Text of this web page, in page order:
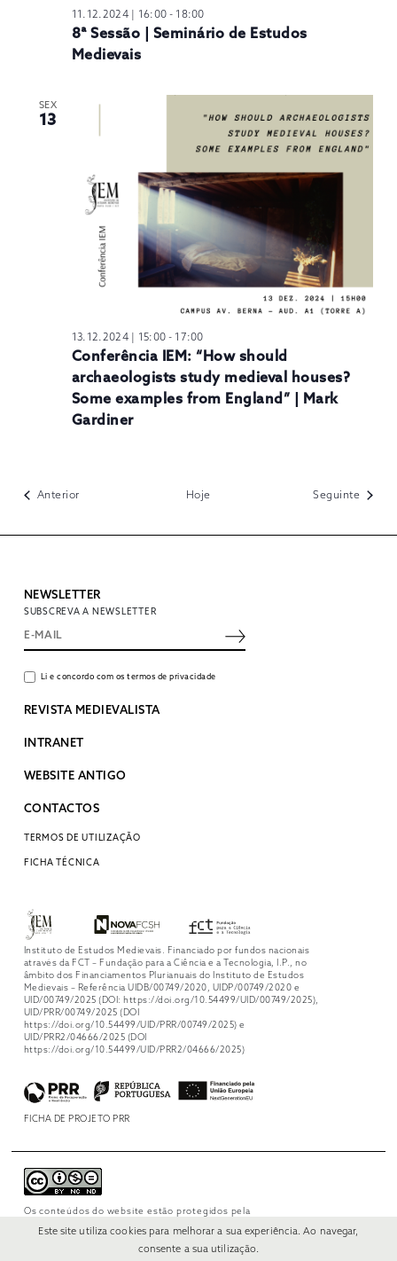
11.12.2024 | 16:00 - 18:00
8ª Sessão | Seminário de Estudos
Medievais
SEX
13
13.12.2024 | 15:00 - 17:00
Conferência IEM: “How should
archaeologists study medieval houses?
Some examples from England” | Mark
Gardiner
AnteriorEventos Hoje Seguinte
NEWSLETTER
SUBSCREVA A NEWSLETTER
Li e concordo com os termos de privacidade
REVISTA MEDIEVALISTA
INTRANET
WEBSITE ANTIGO
CONTACTOS
TERMOS DE UTILIZAÇÃO
FICHA TÉCNICA
Instituto de Estudos Medievais. Financiado por fundos nacionais
através da FCT – Fundação para a Ciência e a Tecnologia, I.P., no
âmbito dos Financiamentos Plurianuais do Instituto de Estudos
Medievais – Referência UIDB/00749/2020, UIDP/00749/2020 e
UID/00749/2025 (DOI: https://doi.org/10.54499/UID/00749/2025),
UID/PRR/00749/2025 (DOI
https://doi.org/10.54499/UID/PRR/00749/2025) e
UID/PRR2/04666/2025 (DOI
https://doi.org/10.54499/UID/PRR2/04666/2025)
FICHA DE PROJETO PRR
Os conteúdos do website estão protegidos pela
NonCommercial-NoDerivs 4.0 International.
Este site utiliza cookies para melhorar a sua experiência. Ao navegar,
consente a sua utilização.